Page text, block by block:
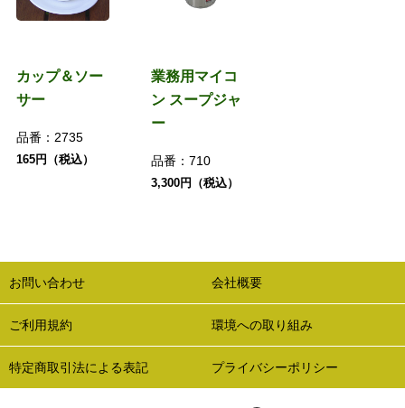
カップ＆ソー
サー
品番： 2735
165円（税込）
業務用マイコ
ン スープジャ
ー
品番：710
3,300円（税込）
お問い合わせ 会社概要
ご利用規約 環境への取り組み
特定商取引法による表記 プライバシーポリシー